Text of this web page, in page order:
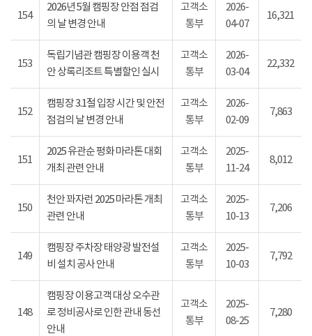
154
2026년 5월 캠핑장 안점 점검
의 날 변경 안내
고객소
통부
2026-
04-07
16,321
153
독립기념관 캠핑장 이용객 천
안 상록리조트 특별할인 실시
고객소
통부
2026-
03-04
22,332
152
캠핑장 3.1절 입장 시간 및 안전
점검의 날 변경 안내
고객소
통부
2026-
02-09
7,863
151
2025 유관순 평화 마라톤 대회
개최 관련 안내
고객소
통부
2025-
11-24
8,012
150
천안 꽈자런 2025 마라톤 개최
관련 안내
고객소
통부
2025-
10-13
7,206
149
캠핑장 주차장 태양광 발전설
비 설치 공사 안내
고객소
통부
2025-
10-03
7,792
148
캠핑장 이용고객 대상 오수관
로 정비공사로 인한 관내 동선
안내
고객소
통부
2025-
08-25
7,280